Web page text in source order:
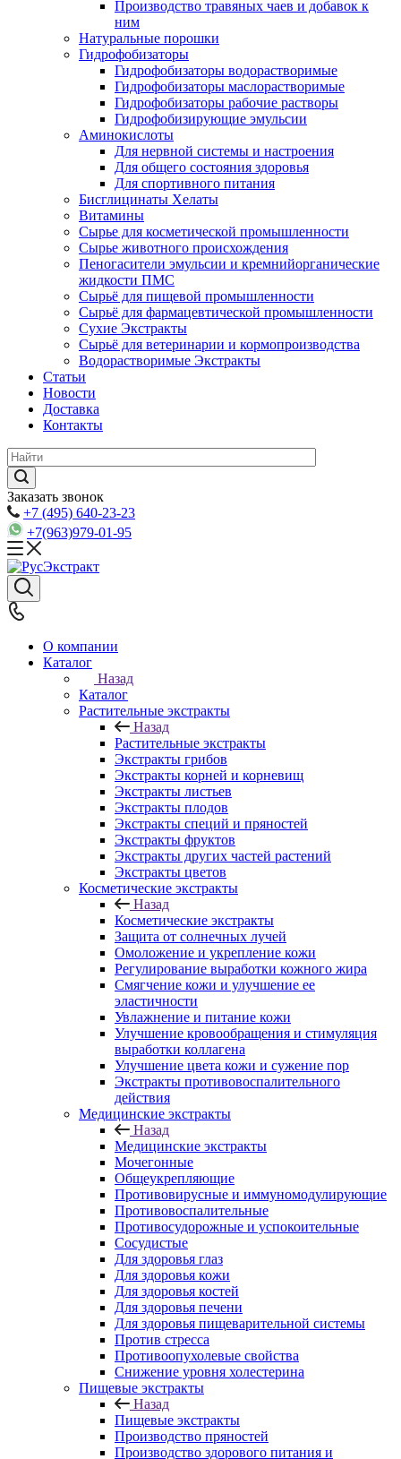
Производство травяных чаев и добавок к
ним
Натуральные порошки
Гидрофобизаторы
Гидрофобизаторы водорастворимые
Гидрофобизаторы маслорастворимые
Гидрофобизаторы рабочие растворы
Гидрофобизирующие эмульсии
Аминокислоты
Для нервной системы и настроения
Для общего состояния здоровья
Для спортивного питания
Бисглицинаты Хелаты
Витамины
Сырье для косметической промышленности
Сырье животного происхождения
Пеногасители эмульсии и кремнийорганические
жидкости ПМС
Сырьё для пищевой промышленности
Сырьё для фармацевтической промышленности
Сухие Экстракты
Сырьё для ветеринарии и кормопроизводства
Водорастворимые Экстракты
Статьи
Новости
Доставка
Контакты
Заказать звонок
+7 (495) 640-23-23
+7(963)979-01-95
О компании
Каталог
Назад
Каталог
Растительные экстракты
Назад
Растительные экстракты
Экстракты грибов
Экстракты корней и корневищ
Экстракты листьев
Экстракты плодов
Экстракты специй и пряностей
Экстракты фруктов
Экстракты других частей растений
Экстракты цветов
Косметические экстракты
Назад
Косметические экстракты
Защита от солнечных лучей
Омоложение и укрепление кожи
Регулирование выработки кожного жира
Смягчение кожи и улучшение ее
эластичности
Увлажнение и питание кожи
Улучшение кровообращения и стимуляция
выработки коллагена
Улучшение цвета кожи и сужение пор
Экстракты противовоспалительного
действия
Медицинские экстракты
Назад
Медицинские экстракты
Мочегонные
Общеукрепляющие
Противовирусные и иммуномодулирующие
Противовоспалительные
Противосудорожные и успокоительные
Сосудистые
Для здоровья глаз
Для здоровья кожи
Для здоровья костей
Для здоровья печени
Для здоровья пищеварительной системы
Против стресса
Противоопухолевые свойства
Снижение уровня холестерина
Пищевые экстракты
Назад
Пищевые экстракты
Производство пряностей
Производство здорового питания и